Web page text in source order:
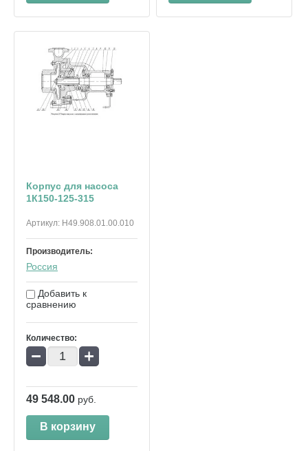
Корпус для насоса
1К150-125-315
Артикул: Н49.908.01.00.010
Производитель:
Россия
Добавить к
сравнению
Количество:
− +
49 548.00 руб.
В корзину